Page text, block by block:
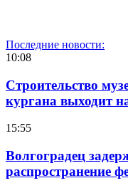
Последние новости:
10:08
Строительство
кургана выходит
15:55
Волгоградец
распространение